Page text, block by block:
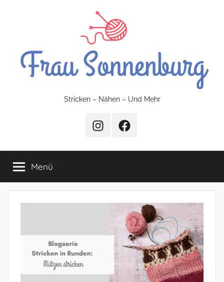
FrauSonnenburg
Stricken
–
Nähen
und
Stricken – Nähen – Und Mehr
InstagramFacebook
Menü